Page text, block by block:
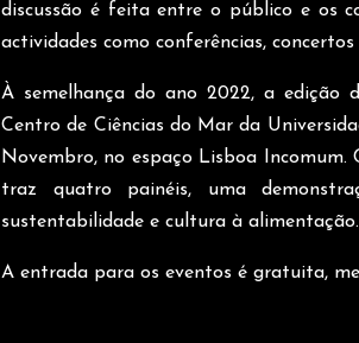
discussão é feita entre o público e os
actividades como conferências, concertos
À semelhança do ano 2022, a edição
Centro de Ciências do Mar da
Novembro, no espaço Lisboa
traz quatro painéis, uma
sustentabilidade e cultura à alimentação.
A entrada para os eventos é gratuita,